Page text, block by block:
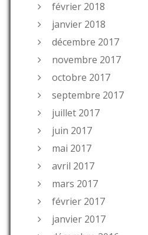
février 2018
janvier 2018
décembre 2017
novembre 2017
octobre 2017
septembre 2017
juillet 2017
juin 2017
mai 2017
avril 2017
mars 2017
février 2017
janvier 2017